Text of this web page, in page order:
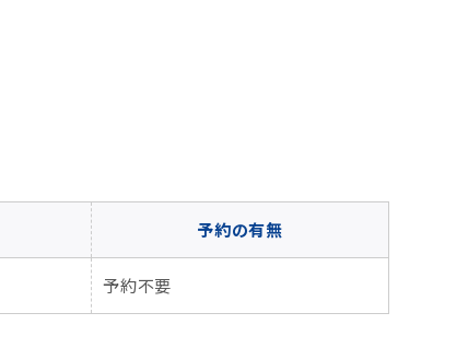
予約の有無
予約不要